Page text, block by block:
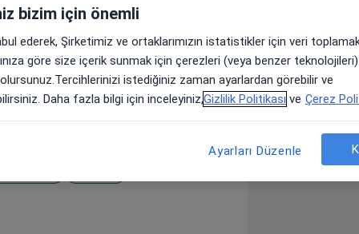
Tıp Fakültesinde tıp doktoru
Üniversitesi Tıp Fakültesi Hastanesi
A etkinliği” üzerine yaptım.
Bilecik Bozüyük Devlet
bizim için önemli
ederek, Şirketimiz ve ortaklarımızın istatistikler için veri
göre size içerik sunmak için çerezleri (veya benzer
istediğiniz zaman ayarlardan görebilir ve
Daha fazla bilgi için inceleyiniz,Gizlilik Politikası ve Çerez
Ayarları Düzenle